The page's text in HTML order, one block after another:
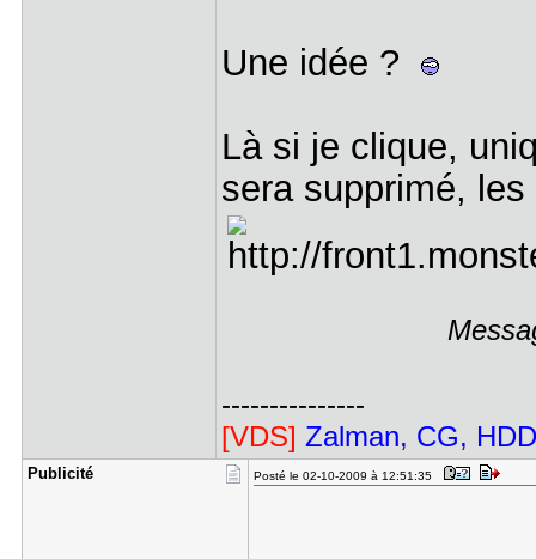
Une idée ?
Là si je clique,
sera supprimé,
---------------
[VDS] Zalman, CG,
Publicité Posté le 02-10-2009 à 12:51:35